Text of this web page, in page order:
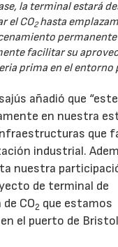
la terminal estará
el CO2hasta
permanente
facilitar su
prima en el entorno
añadió que
en nuestra
que
industrial.
nuestra
de terminal de
CO2 que estamos
el puerto de